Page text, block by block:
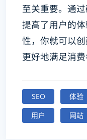
至关重要。通
提高了用户的
性，你就可以
更好地满足消费
SEO 体验
用户
网站